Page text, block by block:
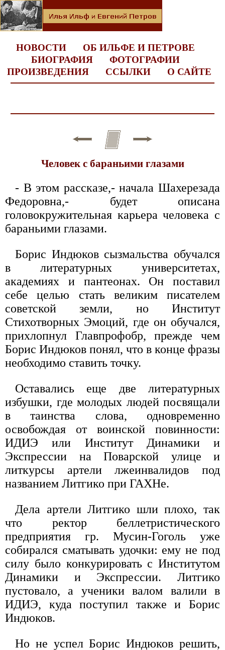
НОВОСТИ
ОБ ИЛЬФЕ И ПЕТРОВЕ
БИОГРАФИЯ
ФОТОГРАФИИ
ПРОИЗВЕДЕНИЯ
ССЫЛКИ О САЙТЕ
Человек с бараньими глазами
- В этом рассказе,- начала Шахерезада
Федоровна,- будет описана
головокружительная карьера человека с
бараньими глазами.
Борис Индюков сызмальства обучался
в литературных университетах,
академиях и пантеонах. Он поставил
себе целью стать великим писателем
советской земли, но Институт
Стихотворных Эмоций, где он обучался,
прихлопнул Главпрофобр, прежде чем
Борис Индюков понял, что в конце фразы
необходимо ставить точку.
Оставались еще две литературных
избушки, где молодых людей посвящали
в таинства слова, одновременно
освобождая от воинской повинности:
ИДИЭ или Институт Динамики и
Экспрессии на Поварской улице и
литкурсы артели лжеинвалидов под
названием Литгико при ГАХНе.
Дела артели Литгико шли плохо, так
что ректор беллетристического
предприятия гр. Мусин-Гоголь уже
собирался сматывать удочки: ему не под
силу было конкурировать с Институтом
Динамики и Экспрессии. Литгико
пустовало, а ученики валом валили в
ИДИЭ, куда поступил также и Борис
Индюков.
Но не успел Борис Индюков решить,